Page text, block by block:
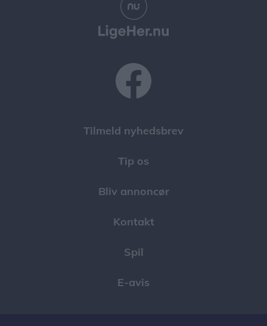
Tilmeld nyhedsbrev
Tip os
Bliv annoncør
Kontakt
Spil
E-avis